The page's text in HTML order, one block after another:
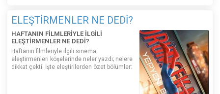
ELEŞTİRMENLER NE DEDİ?
HAFTANIN FİLMLERİYLE İLGİLİ
ELEŞTİRMENLER NE DEDİ?
Haftanın filmleriyle ilgili sinema
eleştirmenleri köşelerinde neler yazdı; nelere
dikkat çekti. İşte eleştirilerden özet bölümler: